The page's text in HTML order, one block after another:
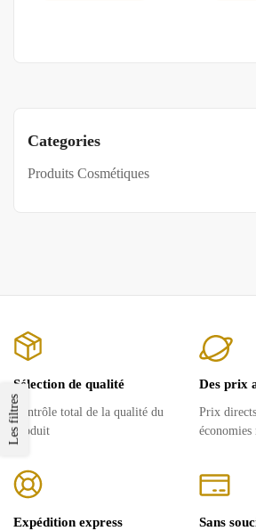
Categories
Produits Cosmétiques
Les filtres
Sélection de qualité
Contrôle total de la qualité du
produit
Des prix
Prix
économies
Expédition express Sans